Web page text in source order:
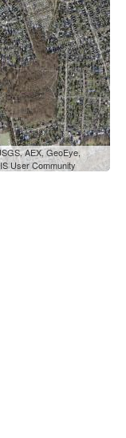
AEX, GeoEye,
User Community